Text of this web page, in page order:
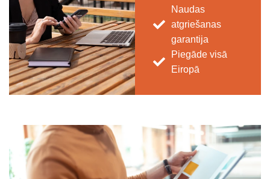
Naudas
atgriešanas
garantija
Piegāde visā
Eiropā